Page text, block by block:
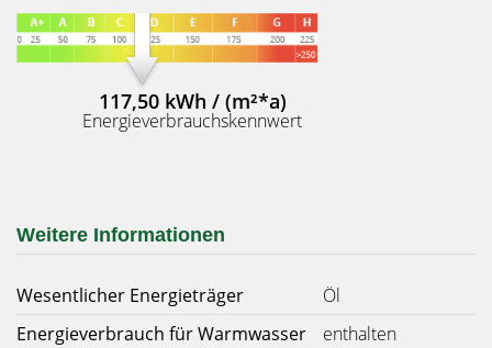
117,50 kWh / (m²*a)
Energieverbrauchskennwert
Weitere Informationen
Wesentlicher Energieträger
Öl
Energieverbrauch für Warmwasser
enthalten